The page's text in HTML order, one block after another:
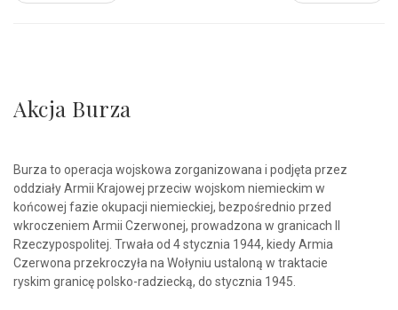
Akcja Burza
Burza to operacja wojskowa zorganizowana i podjęta przez
oddziały Armii Krajowej przeciw wojskom niemieckim w
końcowej fazie okupacji niemieckiej, bezpośrednio przed
wkroczeniem Armii Czerwonej, prowadzona w granicach II
Rzeczypospolitej. Trwała od 4 stycznia 1944, kiedy Armia
Czerwona przekroczyła na Wołyniu ustaloną w traktacie
ryskim granicę polsko-radziecką, do stycznia 1945.